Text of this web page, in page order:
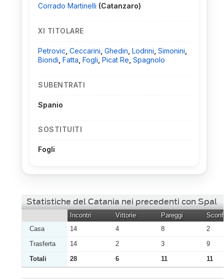
Corrado Martinelli (Catanzaro)
XI TITOLARE
Petrovic Ceccarini Ghedin Lodrini Simonini
Biondi Fatta Fogli Picat Re Spagnolo
SUBENTRATI
Spanio
SOSTITUITI
Fogli
Statistiche del Catania nei precedenti con Spal
Incontri Vittorie Pareggi
Casa
14 4 8
2
Trasferta
14 2 3
9
Totali
28 6 11 11